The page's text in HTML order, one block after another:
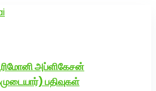
அப்ளிகேசன்
பதிவுகள்
அகமுடையார்மேட்ரி-